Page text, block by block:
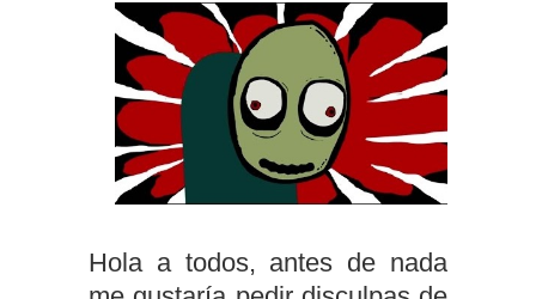
Hola a todos, antes de nada